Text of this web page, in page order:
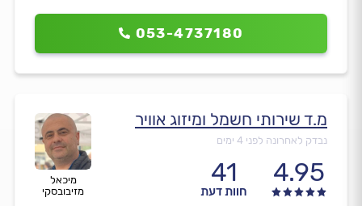
053-4737180
מיכאל
מזיבובסקי
מ.ד שירותי חשמל ומיזוג אוויר
נבדק לאחרונה לפני 4 ימים
4.95
41
חוות דעת